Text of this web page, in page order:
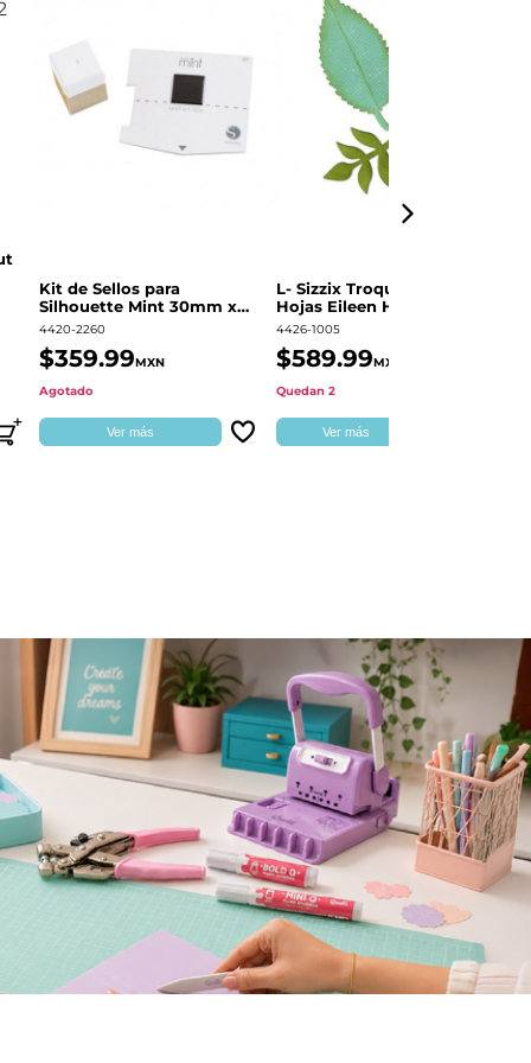
Kit de Sellos para
Silhouette Mint 30mm x
60mm
4420-2260
$359.99MXN
Agotado
Ver más
L- Sizzix Troquel Grueso
Hojas Eileen Hull | 661111
4426-1005
$589.99MXN
Quedan 2
Ver más